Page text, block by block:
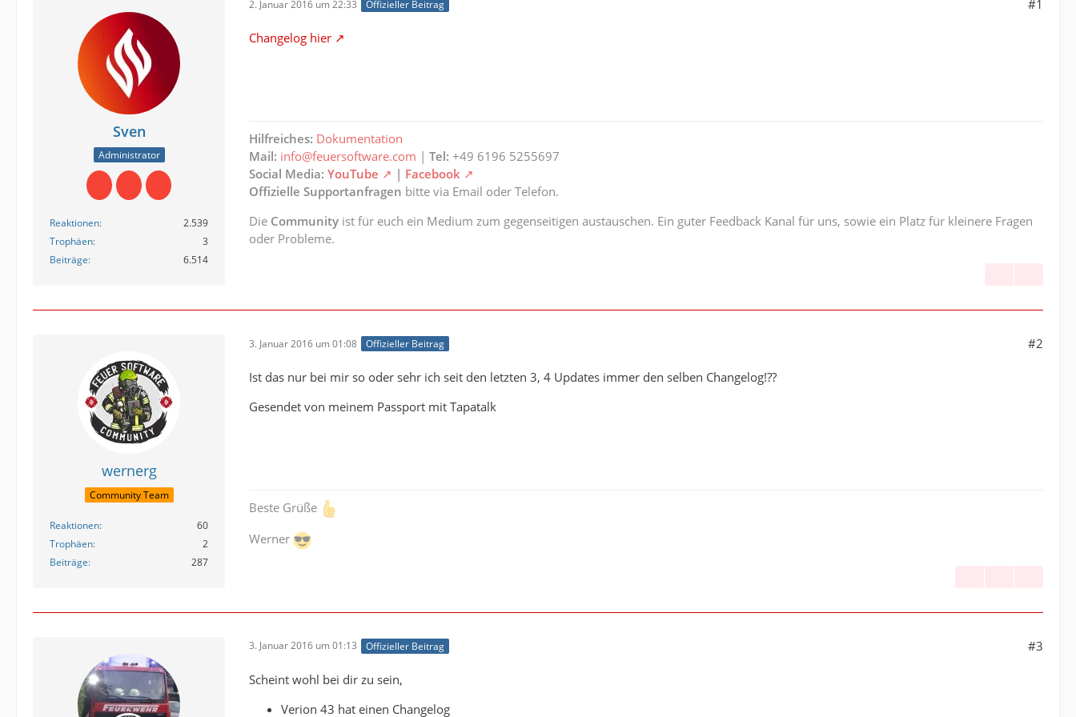
Sven
Administrator
Reaktionen
2.539
Trophäen
3
Beiträge
6.514
2. Januar 2016 um 22:33 Offizieller Beitrag #1
Changelog hier
Hilfreiches: Dokumentation
Mail: info@feuersoftware.com | Tel: +49 6196 5255697
Social Media: YouTube | Facebook
Offizielle Supportanfragen bitte via Email oder Telefon.
Die Community ist für euch ein Medium zum gegenseitigen austauschen. Ein guter Feedback Kanal für uns, sowie ein Platz für kleinere Fragen
oder Probleme.
wernerg
Community Team
Reaktionen
60
Trophäen
2
Beiträge
287
3. Januar 2016 um 01:08 Offizieller Beitrag #2
Ist das nur bei mir so oder sehr ich seit den letzten 3, 4 Updates immer den selben Changelog!??
Gesendet von meinem Passport mit Tapatalk
Beste Grüße
Werner
3. Januar 2016 um 01:13 Offizieller Beitrag #3
Scheint wohl bei dir zu sein,
Verion 43 hat einen Changelog